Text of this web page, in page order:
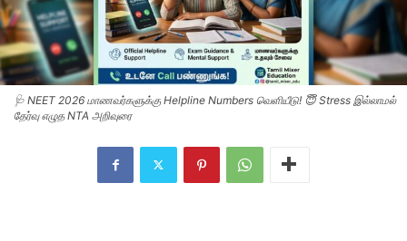
🩺 NEET 2026 மாணவர்களுக்கு Helpline Numbers வெளியீடு! 😇 Stress இல்லாமல்
தேர்வு எழுத NTA அறிவுரை